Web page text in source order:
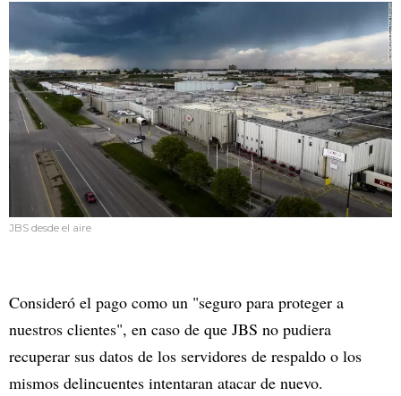
JBS desde el aire
Consideró el pago como un "seguro para proteger a
nuestros clientes", en caso de que JBS no pudiera
recuperar sus datos de los servidores de respaldo o los
mismos delincuentes intentaran atacar de nuevo.